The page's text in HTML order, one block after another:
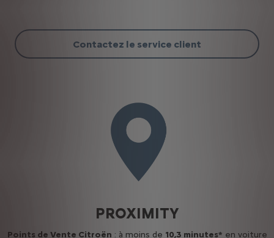
Contactez le service client
PROXIMITY
Points de Vente Citroën : à moins de 10,3 minutes* en voiture